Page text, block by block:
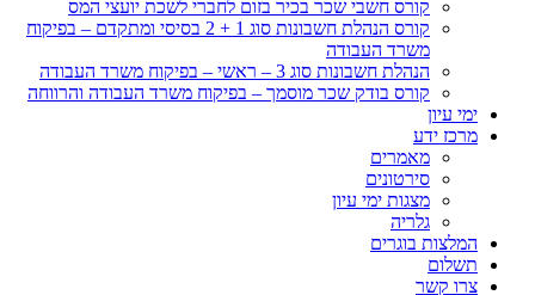
קורס חשבי שכר בכיר בזום לחברי לשכת יועצי המס
קורס הנהלת חשבונות סוג 1 + 2 בסיסי ומתקדם – בפיקוח
משרד העבודה
הנהלת חשבונות סוג 3 – ראשי – בפיקוח משרד העבודה
קורס בודק שכר מוסמך – בפיקוח משרד העבודה והרווחה
ימי עיון
מרכז ידע
מאמרים
סירטונים
מצגות ימי עיון
גלריה
המלצות בוגרים
תשלום
צרו קשר